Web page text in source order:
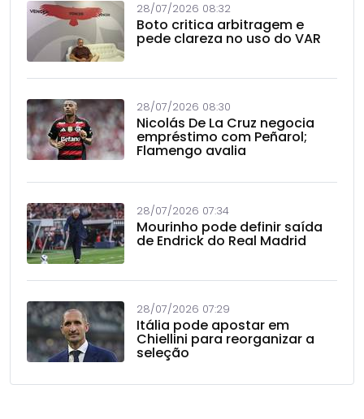
28/07/2026 08:32
Boto critica arbitragem e
pede clareza no uso do VAR
28/07/2026 08:30
Nicolás De La Cruz negocia
empréstimo com Peñarol;
Flamengo avalia
28/07/2026 07:34
Mourinho pode definir saída
de Endrick do Real Madrid
28/07/2026 07:29
Itália pode apostar em
Chiellini para reorganizar a
seleção